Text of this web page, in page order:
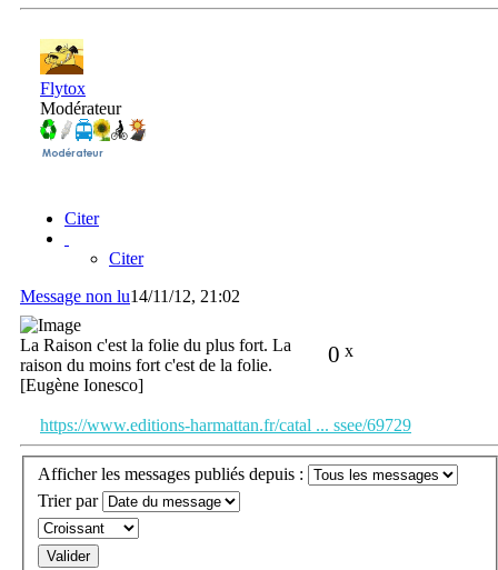
Flytox
Modérateur
Citer
Citer
Message non lu14/11/12, 21:02
0 x
La Raison c'est la folie du plus fort. La
raison du moins fort c'est de la folie.
[Eugène Ionesco]
https://www.editions-harmattan.fr/catal ... ssee/69729
Afficher les messages publiés depuis :
Trier par